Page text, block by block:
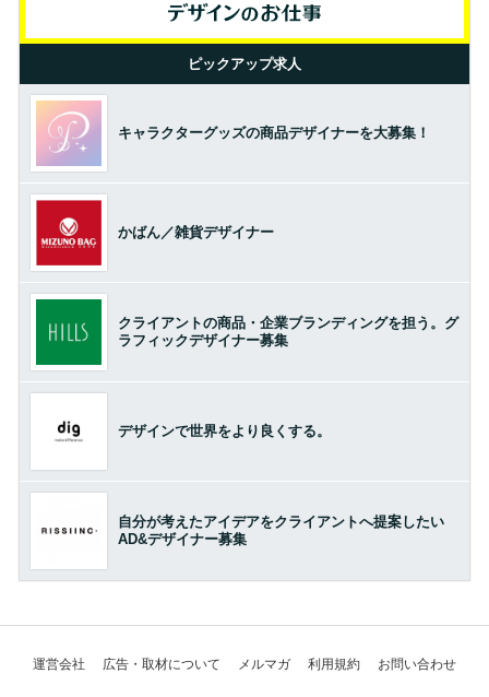
ピックアップ求人
キャラクターグッズの商品デザイナーを大募集！
かばん／雑貨デザイナー
クライアントの商品・企業ブランディングを担う。グ
ラフィックデザイナー募集
デザインで世界をより良くする。
自分が考えたアイデアをクライアントへ提案したい
AD&デザイナー募集
運営会社 広告・取材について メルマガ 利用規約 お問い合わせ